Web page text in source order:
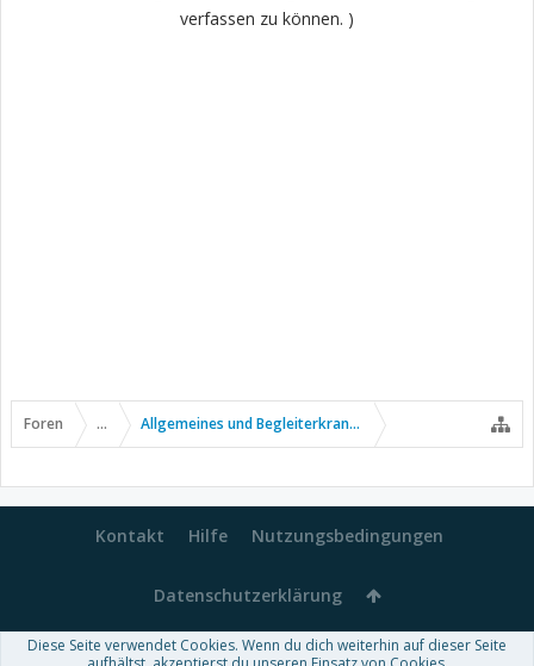
verfassen zu können. )
Foren ... Allgemeines und Begleiterkrankungen
Kontakt Hilfe Nutzungsbedingungen
Datenschutzerklärung
Diese Seite verwendet Cookies. Wenn du dich weiterhin auf dieser Seite